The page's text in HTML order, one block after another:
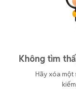
Không tìm
Hãy xóa một